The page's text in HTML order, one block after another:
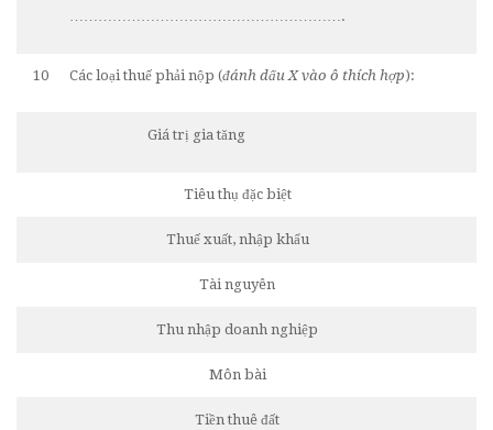
………………………………………………….
10 Các loại thuế phải nộp (đánh dấu X vào ô thích hợp):
Giá trị gia tăng
Tiêu thụ đặc biệt
Thuế xuất, nhập khẩu
Tài nguyên
Thu nhập doanh nghiệp
Môn bài
Tiền thuê đất